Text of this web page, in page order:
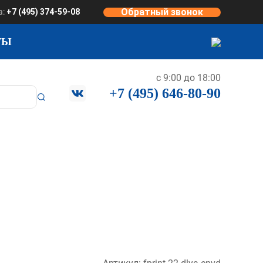
+7 (495) 374-59-08 Обратный звонок
с 9:00 до 18:00
+7 (495) 646-80-90